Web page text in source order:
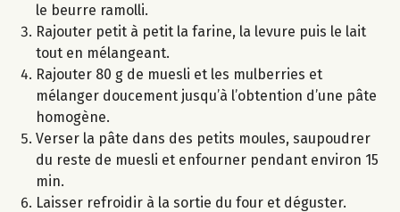
le beurre ramolli.
Rajouter petit à petit la farine, la levure puis le lait
tout en mélangeant.
Rajouter 80 g de muesli et les mulberries et
mélanger doucement jusqu’à l’obtention d’une pâte
homogène.
Verser la pâte dans des petits moules, saupoudrer
du reste de muesli et enfourner pendant environ 15
min.
Laisser refroidir à la sortie du four et déguster.